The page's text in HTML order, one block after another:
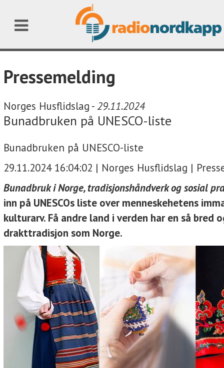
Pressemelding
Norges Husflidslag -29.11.2024
Bunadbruken på UNESCO-liste
Bunadbruken på UNESCO-liste
29.11.2024 16:04:02 | Norges Husflidslag |
Bunadbruk i Norge, tradisjonshåndverk og sosial
inn på UNESCOs liste over menneskehetens
kulturarv. Få andre land i verden har en så bred
drakttradisjon som Norge.